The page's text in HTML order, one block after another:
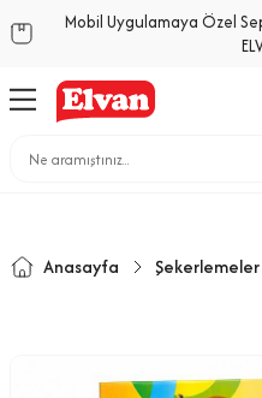
Mobil Uygulamaya Özel
Anasayfa Şekerlemeler